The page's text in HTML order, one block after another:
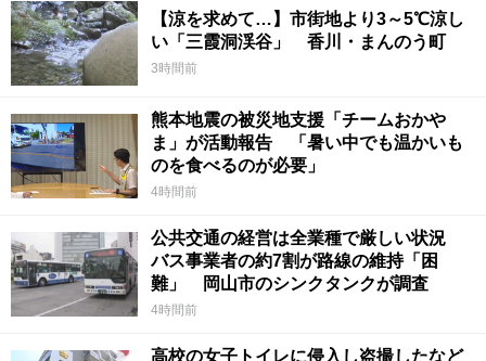
【涼を求めて…】市街地より3～5℃涼し
い「三霞洞渓谷」 香川・まんのう町
3時間前
熊本地震の被災地支援「チームおかや
ま」が活動報告 「暑い中でも温かいも
のを食べるのが必要」
4時間前
公共交通の経営は全業種で厳しい状況
バス事業者の約7割が路線の維持「困
難」 岡山市のシンクタンクが調査
4時間前
高校の女子トイレに侵入し盗撮したなど